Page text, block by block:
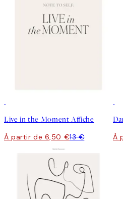
Live in the Moment Affiche
À partir de 6,50 €13 € À